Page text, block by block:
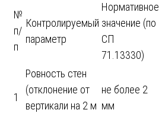
№
п/
п
Контролируемый
параметр
Нормативное
значение (по
СП
71.13330)
1
Ровность стен
(отклонение от
вертикали на 2 м
не более 2
мм